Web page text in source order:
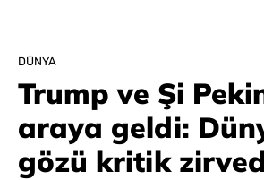
DÜNYA
Trump ve Şi
araya geldi:
gözü kritik